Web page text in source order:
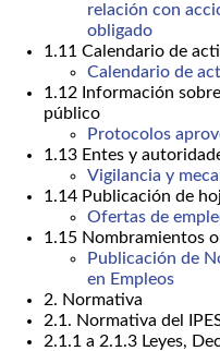
relación con
obligado
1.11 Calendario de
Calendario de
1.12 Información
público
Protocolos
1.13 Entes y
Vigilancia y
1.14 Publicación de
Ofertas de
1.15 Nombramientos
Publicación de
en Empleos
2. Normativa
2.1. Normativa del
2.1.1 a 2.1.3 Leyes,